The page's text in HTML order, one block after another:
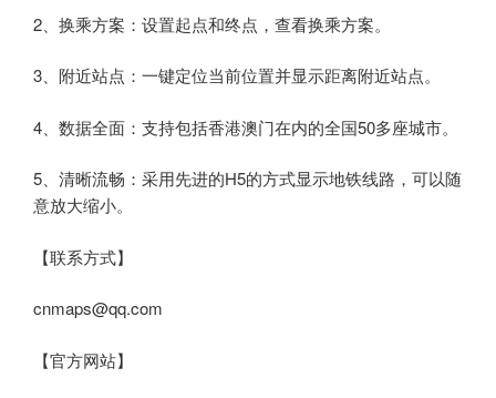
2、换乘方案：设置起点和终点，查看换乘方案。
3、附近站点：一键定位当前位置并显示距离附近站点。
4、数据全面：支持包括香港澳门在内的全国50多座城市。
5、清晰流畅：采用先进的H5的方式显示地铁线路，可以随
意放大缩小。
【联系方式】
cnmaps@qq.com
【官方网站】